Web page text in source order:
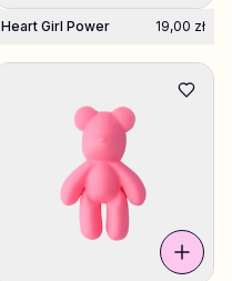
Heart Girl Power 19,00 zł